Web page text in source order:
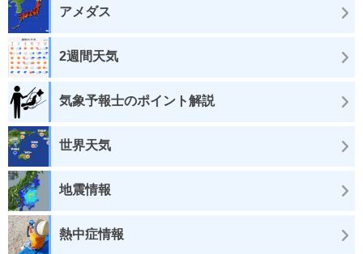
アメダス
2週間天気
気象予報士のポイント解説
世界天気
地震情報
熱中症情報